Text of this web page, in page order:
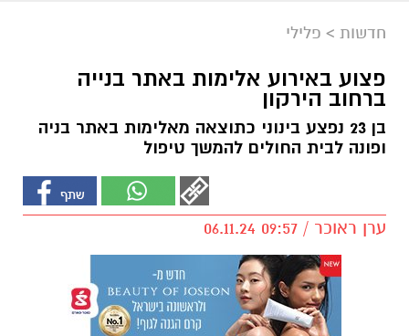
חדשות > פלילי
פצוע באירוע אלימות באתר בנייה
ברחוב הירקון
בן 23 נפצע בינוני כתוצאה מאלימות באתר בניה
ופונה לבית החולים להמשך טיפול
ערן ראוכר / 09:57 06.11.24